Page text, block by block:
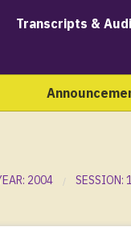
Transcripts &
2004 SESSION: